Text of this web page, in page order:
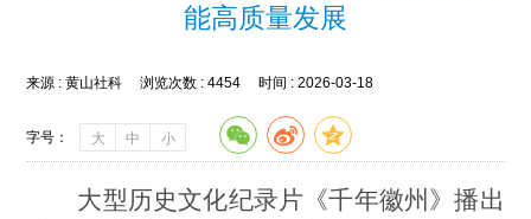
能高质量发展
来源 :黄山社科 浏览次数 :4454 时间 :2026-03-18
字号： 大 中 小
大型历史文化纪录片《千年徽州》播出